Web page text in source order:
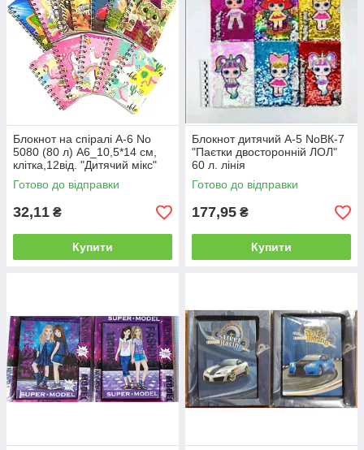
Блокнот на спіралі А-6 No
5080 (80 л) А6_10,5*14 см,
клітка,12від. "Дитячий мікс"
Готово до відправки
32,11 ₴
Купити
Блокнот дитячий А-5 NoВК-7
"Паєтки двосторонній ЛОЛ"
60 л. лінія
Готово до відправки
177,95 ₴
Купити